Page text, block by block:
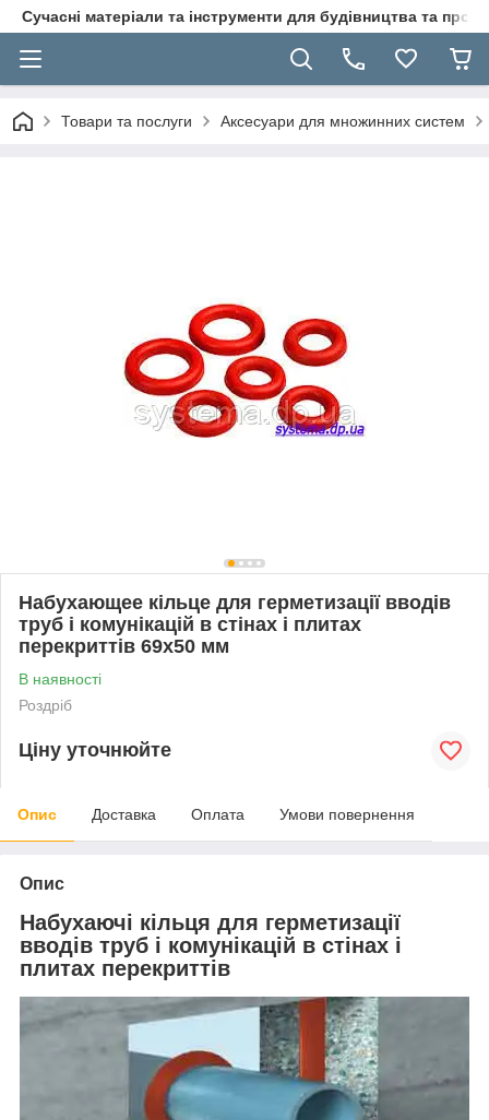
Сучасні матеріали та інструменти для будівництва та
Товари та послуги Аксесуари для множинних систем
Набухающее кільце для герметизації вводів
труб і комунікацій в стінах і плитах
перекриттів 69х50 мм
В наявності
Роздріб
Ціну уточнюйте
Опис Доставка Оплата Умови повернення
Опис
Набухаючі кільця для герметизації
вводів труб і комунікацій в стінах і
плитах перекриттів